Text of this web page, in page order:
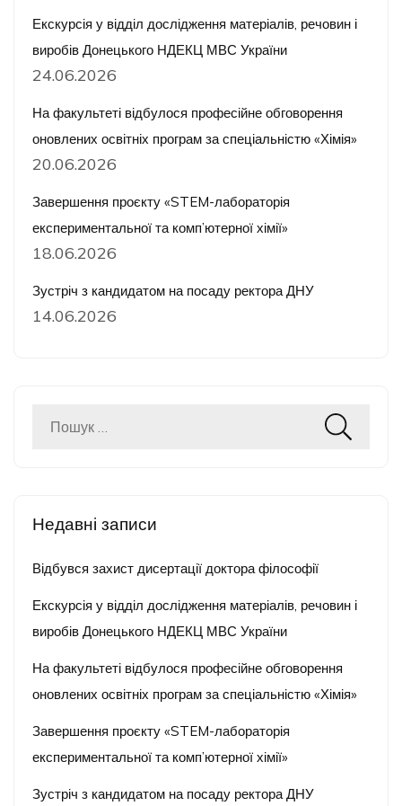
Екскурсія у відділ дослідження матеріалів, речовин і
виробів Донецького НДЕКЦ МВС України
24.06.2026
На факультеті відбулося професійне обговорення
оновлених освітніх програм за спеціальністю «Хімія»
20.06.2026
Завершення проєкту «STEM-лабораторія
експериментальної та комп’ютерної хімії»
18.06.2026
Зустріч з кандидатом на посаду ректора ДНУ
14.06.2026
Пошук:
Недавні записи
Відбувся захист дисертації доктора філософії
Екскурсія у відділ дослідження матеріалів, речовин і
виробів Донецького НДЕКЦ МВС України
На факультеті відбулося професійне обговорення
оновлених освітніх програм за спеціальністю «Хімія»
Завершення проєкту «STEM-лабораторія
експериментальної та комп’ютерної хімії»
Зустріч з кандидатом на посаду ректора ДНУ